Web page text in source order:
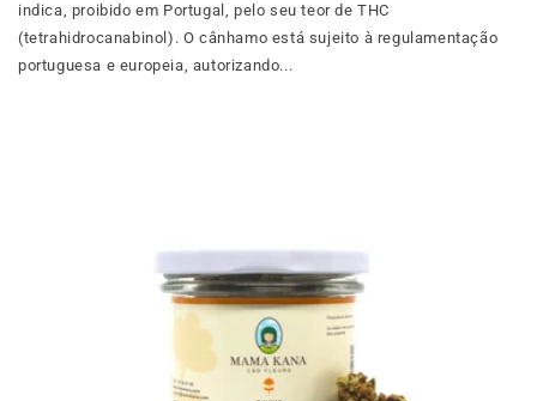
indica, proibido em Portugal, pelo seu teor de THC
(tetrahidrocanabinol). O cânhamo está sujeito à regulamentação
portuguesa e europeia, autorizando...